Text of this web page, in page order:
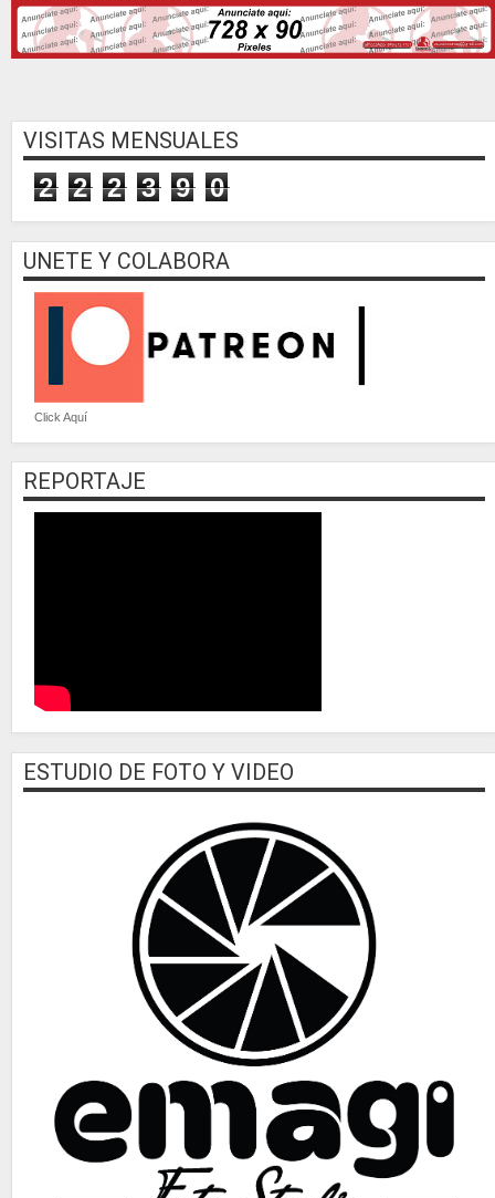
VISITAS MENSUALES
2 2 2 3 9 0
UNETE Y COLABORA
Click Aquí
REPORTAJE
ESTUDIO DE FOTO Y VIDEO